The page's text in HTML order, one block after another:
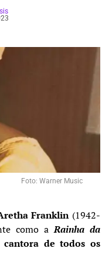
Foto: Warner Music
Franklin(1942-
como aRainha da
de todos os